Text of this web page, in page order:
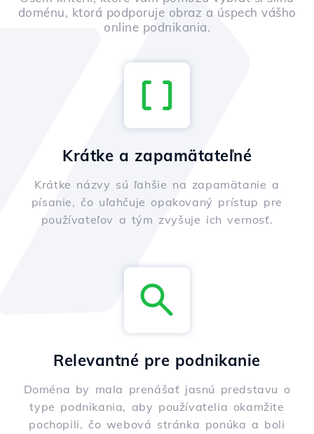
doménu, ktorá podporuje obraz a úspech vášho
online podnikania.
Krátke a zapamätateľné
Krátke názvy sú ľahšie na zapamätanie a
písanie, čo uľahčuje opakovaný prístup pre
používateľov a tým zvyšuje ich vernosť.
Relevantné pre podnikanie
Doména by mala prenášať jasnú predstavu o
type podnikania, aby používatelia okamžite
pochopili, čo webová stránka ponúka a boli